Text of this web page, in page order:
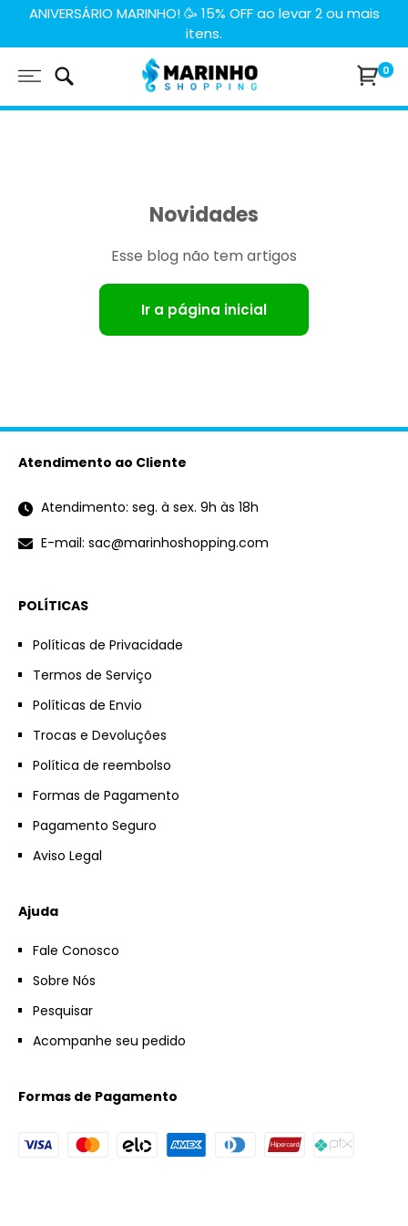
PularANIVERSÁRIO MARINHO! 🥳 15% OFF ao levar 2 ou mais
itens.
Marinho
Shopping
0
Novidades
Esse blog não tem artigos
Ir a página inicial
Atendimento ao Cliente
Atendimento: seg. à sex. 9h às 18h
E-mail: sac@marinhoshopping.com
POLÍTICAS
Políticas de Privacidade
Termos de Serviço
Políticas de Envio
Trocas e Devoluções
Política de reembolso
Formas de Pagamento
Pagamento Seguro
Aviso Legal
Ajuda
Fale Conosco
Sobre Nós
Pesquisar
Acompanhe seu pedido
Formas de Pagamento